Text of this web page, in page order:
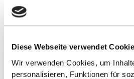
Diese Webseite verwendet
Wir verwenden Cookies, um
personalisieren, Funktionen für
starten ins